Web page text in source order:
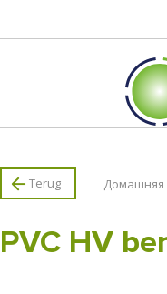
Terug Домашняя
PVC HV